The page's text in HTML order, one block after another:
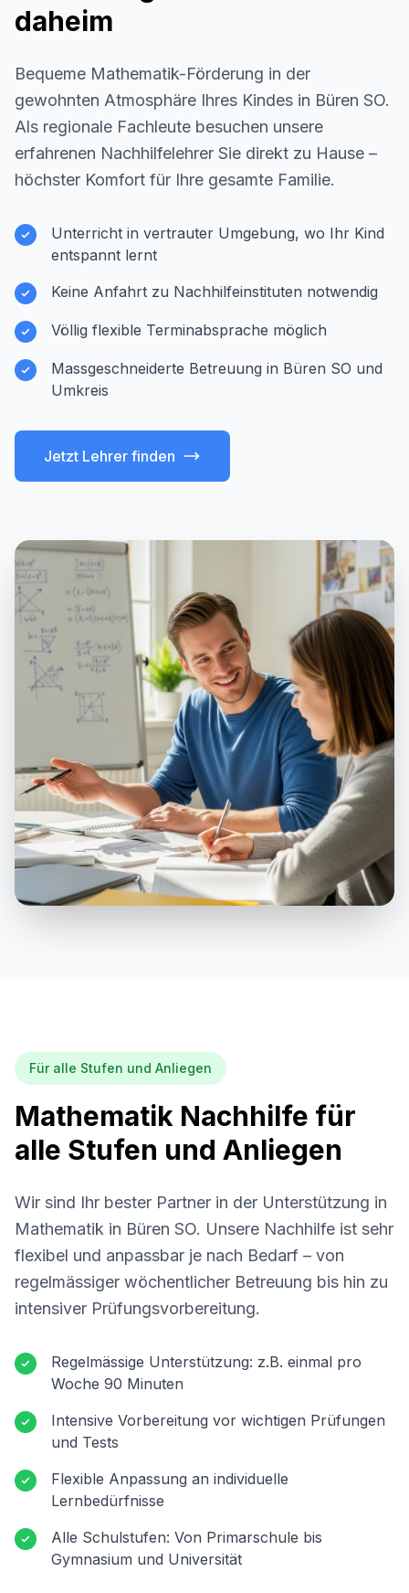
daheim
Bequeme Mathematik-Förderung in der
gewohnten Atmosphäre Ihres Kindes in Büren SO.
Als regionale Fachleute besuchen unsere
erfahrenen Nachhilfelehrer Sie direkt zu Hause –
höchster Komfort für Ihre gesamte Familie.
Unterricht in vertrauter Umgebung, wo Ihr Kind
entspannt lernt
Keine Anfahrt zu Nachhilfeinstituten notwendig
Völlig flexible Terminabsprache möglich
Massgeschneiderte Betreuung in Büren SO und
Umkreis
Jetzt Lehrer finden
Für alle Stufen und Anliegen
Mathematik Nachhilfe für
alle Stufen und Anliegen
Wir sind Ihr bester Partner in der Unterstützung in
Mathematik in Büren SO. Unsere Nachhilfe ist sehr
flexibel und anpassbar je nach Bedarf – von
regelmässiger wöchentlicher Betreuung bis hin zu
intensiver Prüfungsvorbereitung.
Regelmässige Unterstützung: z.B. einmal pro
Woche 90 Minuten
Intensive Vorbereitung vor wichtigen Prüfungen
und Tests
Flexible Anpassung an individuelle
Lernbedürfnisse
Alle Schulstufen: Von Primarschule bis
Gymnasium und Universität